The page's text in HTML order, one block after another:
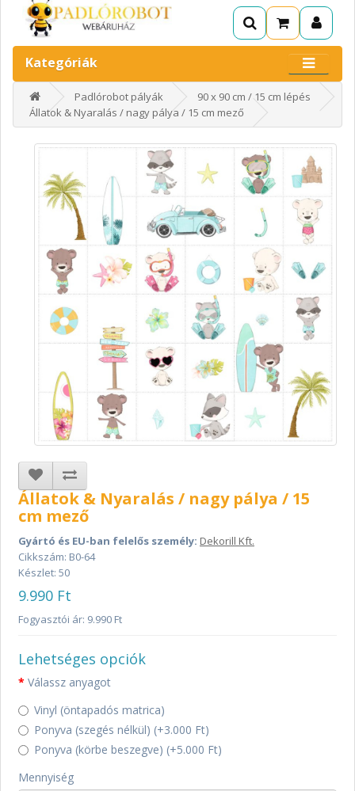
Kategóriák
Padlórobot pályák
90 x 90 cm / 15 cm lépés
Állatok & Nyaralás / nagy pálya / 15 cm mező
Állatok & Nyaralás / nagy pálya / 15
cm mező
Gyártó és EU-ban felelős személy: Dekorill Kft.
Cikkszám: B0-64
Készlet: 50
9.990 Ft
Fogyasztói ár: 9.990 Ft
Lehetséges opciók
Válassz anyagot
Vinyl (öntapadós matrica)
Ponyva (szegés nélkül) (+3.000 Ft)
Ponyva (körbe beszegve) (+5.000 Ft)
Mennyiség